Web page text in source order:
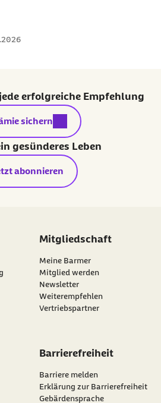
erfolgreiche Empfehlung
Link:
sichern
gesünderes Leben
abonnieren
Mitgliedschaft
Meine Barmer
Mitglied werden
Newsletter
externer Link:
Weiterempfehlen
Vertriebspartner
Barrierefreiheit
Barriere melden
Erklärung zur Barrierefreiheit
Gebärdensprache